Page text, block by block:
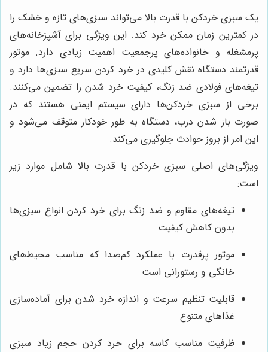
یک سبزی خردکن با قدرت بالا می‌تواند سبزی‌های تازه و خشک را
در کمترین زمان ممکن خرد کند. این ویژگی برای آشپزخانه‌های
پرمشغله و خانواده‌های پرجمعیت اهمیت زیادی دارد. موتور
قدرتمند دستگاه نقش کلیدی در خرد کردن سریع سبزی‌ها دارد و
تیغه‌های فولادی ضد زنگ، کیفیت خرد شدن را تضمین می‌کنند.
برخی از سبزی خردکن‌ها دارای سیستم ایمنی هستند که در
صورت باز شدن درب، دستگاه به طور خودکار متوقف می‌شود و
این امر از بروز حوادث جلوگیری می‌کند.
ویژگی‌های اصلی سبزی خردکن با قدرت بالا شامل موارد زیر
است:
تیغه‌های مقاوم و ضد زنگ برای خرد کردن انواع سبزی‌ها
بدون کاهش کیفیت
موتور پرقدرت با عملکرد کم‌صدا که مناسب محیط‌های
خانگی و رستورانی است
قابلیت تنظیم سرعت و اندازه خرد شدن برای آماده‌سازی
غذاهای متنوع
ظرفیت مناسب کاسه برای خرد کردن حجم زیاد سبزی